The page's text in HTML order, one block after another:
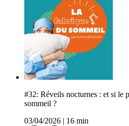
#32: Réveils nocturnes : et si le
sommeil ?
03/04/2026
16 min